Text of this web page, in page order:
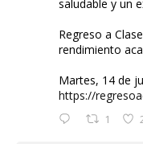
saludable y un
Regreso a
rendimiento
Martes, 14 de
https://
1